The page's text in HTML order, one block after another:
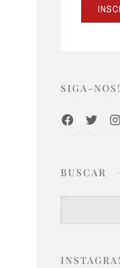
SIGA-NOS!
FacebookTwitter
BUSCAR